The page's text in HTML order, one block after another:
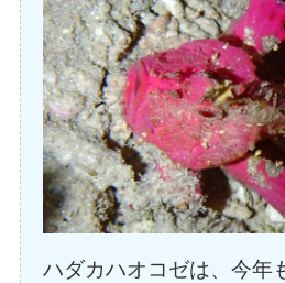
ハダカハオコゼは、今年